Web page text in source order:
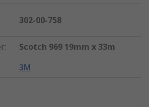
302-00-758
:
Scotch 969 19mm x 33m
3M